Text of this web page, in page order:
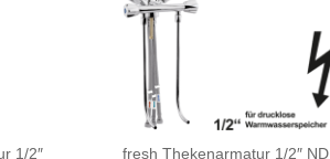
1/2″ fresh Thekenarmatur 1/2″ ND